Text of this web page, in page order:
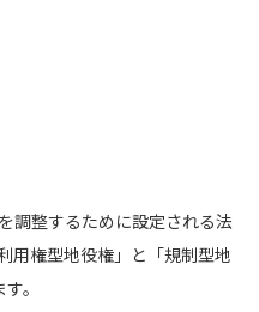
調整するために設定される法
用権型地役権」と「規制型地
。